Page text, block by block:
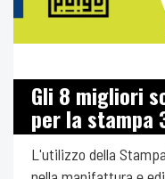
Gli 8 migliori
per la stampa
L'utilizzo della